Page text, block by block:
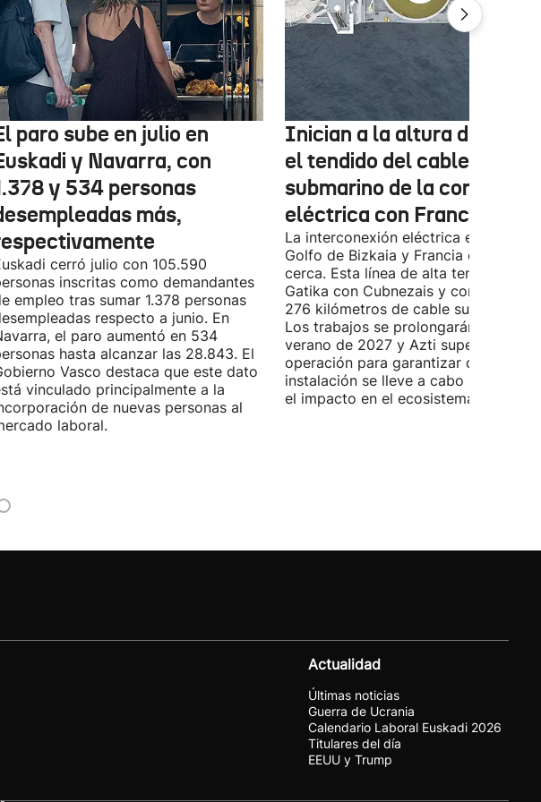
paro sube en julio en
y Navarra, con
y 534 personas
más,
cerró julio con 105.590
inscritas como demandantes
empleo tras sumar 1.378 personas
respecto a junio. En
el paro aumentó en 534
hasta alcanzar las 28.843. El
Vasco destaca que este dato
vinculado principalmente a la
de nuevas personas al
laboral.
Inician a la altura de
el tendido del cable
submarino de la conexión
eléctrica con Francia
La interconexión eléctrica entre el
Golfo de Bizkaia y Francia está más
cerca. Esta línea de alta tensión unirá
Gatika con Cubnezais y contará con
276 kilómetros de cable submarino.
Los trabajos se prolongarán hasta
verano de 2027 y Azti supervisará la
operación para garantizar que la
instalación se lleve a cabo
el impacto en el ecosistema marino.
Actualidad
Últimas noticias
Guerra de Ucrania
Calendario Laboral Euskadi 2026
Titulares del día
EEUU y Trump